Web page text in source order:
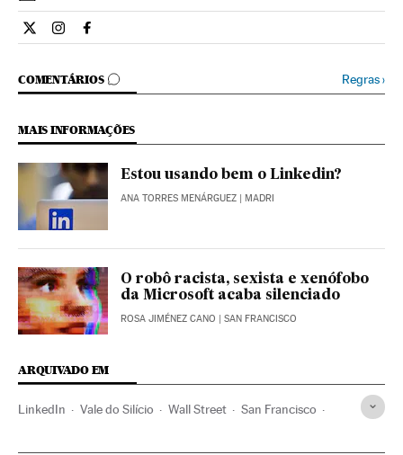
Economia El País Brasil en Twitter
Economia El País Brasil en Instagram
Economia El País Brasil en Facebook
COMENTÁRIOS
COMENTÁRIOS Regras›
MAIS INFORMAÇÕES
Estou usando bem o Linkedin?
ANA TORRES MENÁRGUEZ | MADRI
O robô racista, sexista e xenófobo
da Microsoft acaba silenciado
ROSA JIMÉNEZ CANO | SAN FRANCISCO
ARQUIVADO EM
LinkedIn Vale do Silício Wall Street San Francisco